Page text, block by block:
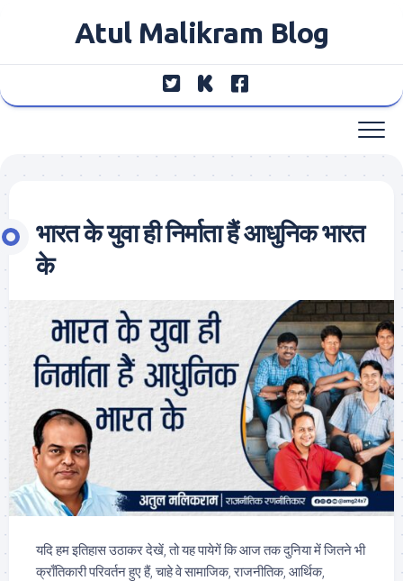
Atul Malikram Blog
भारत के युवा ही निर्माता हैं आधुनिक भारत
के
यदि हम इतिहास उठाकर देखें, तो यह पायेगें कि आज तक दुनिया में जितने भी
क्राँतिकारी परिवर्तन हुए हैं, चाहे वे सामाजिक, राजनीतिक, आर्थिक,